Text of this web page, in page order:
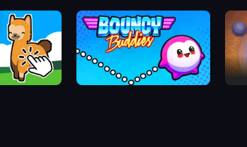
Bouncy Buddies: Physics Puzzle